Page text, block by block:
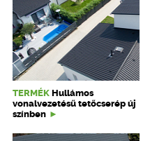
TERMÉK Hullámos
vonalvezetésű tetőcserép új
színben